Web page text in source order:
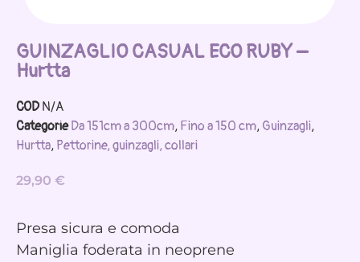
GUINZAGLIO CASUAL ECO RUBY –
Hurtta
COD N/A
Categorie Da 151cm a 300cm, Fino a 150 cm, Guinzagli,
Hurtta, Pettorine, guinzagli, collari
29,90 €
Presa sicura e comoda
Maniglia foderata in neoprene